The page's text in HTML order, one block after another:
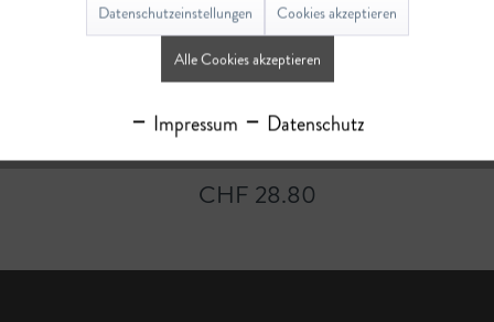
Rosen Pflegeöl
CHF 28.80
Datenschutzeinstellungen Cookies akzeptieren
Alle Cookies akzeptieren
Impressum Datenschutz